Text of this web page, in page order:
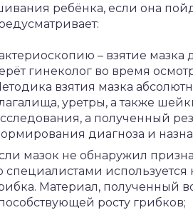
ребёнка, если она
– взятие
гинеколог во время
взятия мазка
уретры, а также
а полученный
диагноза и
мазок не обнаружил
специалистами
Материал, полученный
росту грибков;